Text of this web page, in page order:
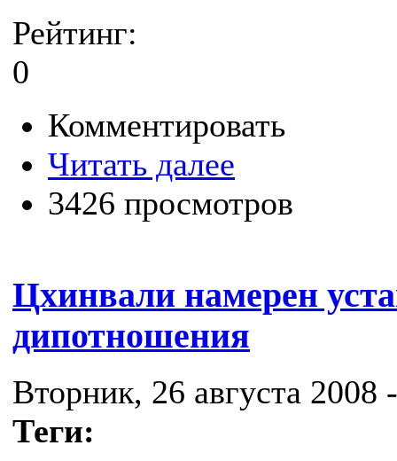
Рейтинг:
0
Комментировать
Читать далее
3426 просмотров
Цхинвали намерен
дипотношения
Вторник, 26 августа 2008
Теги: